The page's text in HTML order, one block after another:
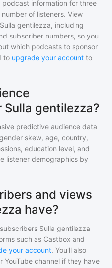
podcast information for three
of listeners. View
Sulla gentilezza, including
subscriber numbers, so you
which podcasts to sponsor
to upgrade your account to
gentilezza?
predictive audience data
skew, age, country,
education level, and
listener demographics by
and views
have?
Sulla gentilezza
such as Castbox and
your account. You'll also
channel if they have